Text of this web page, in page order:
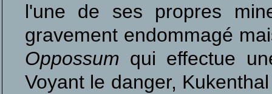
l'une de ses propres
gravement endommagé
Oppossum qui effectue
Voyant le danger,